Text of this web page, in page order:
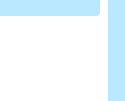
size: 1rem; background-
size: 1rem; background-